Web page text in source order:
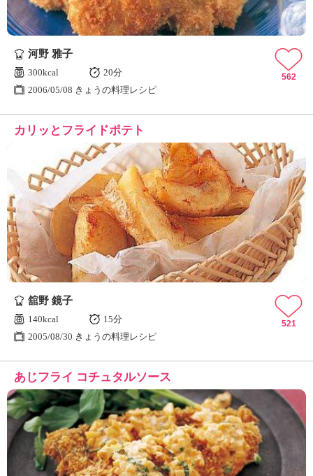
河野 雅子
300kcal
20分
2006/05/08 きょうの料理レシピ
562
カリッとフライドポテト
舘野 鏡子
140kcal
15分
2005/08/30 きょうの料理レシピ
521
あじフライ コチュタルソース